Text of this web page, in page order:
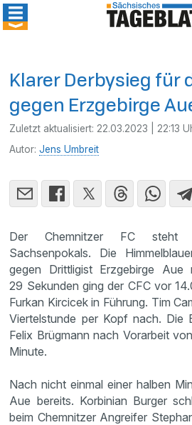
Klarer Derbysieg für
gegen Erzgebirge
Zuletzt aktualisiert: 22.03.2023 | 22:13
Autor:Jens Umbreit
Der Chemnitzer FC steht
Sachsenpokals. Die
gegen Drittligist Erzgebirge
29 Sekunden ging der CFC vor
Furkan Kircicek in Führung. Tim
Viertelstunde per Kopf nach. Die
Felix Brügmann nach Vorarbeit
Minute.
Nach nicht einmal einer halben
Aue bereits. Korbinian Burger
beim Chemnitzer Angreifer